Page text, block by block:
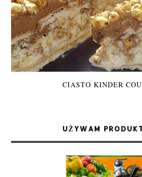
CIASTO KINDER
UŻYWAM